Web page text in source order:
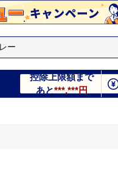
控除上限額まで
あと***,***円